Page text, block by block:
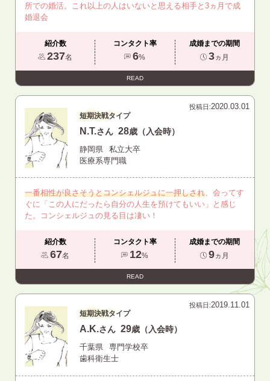
所での婚活。これ以上の人はいないと思える相手と3ヵ月で成
婚退会
紹介数
237名
コンタクト率
6%
成婚までの期間
3ヵ月
READ
投稿日:2020.03.01
短期決戦タイプ
N.T.さん 28歳（入会時）
静岡県
私立大卒
医療系専門職
一番相性が良さそうとコンシェルジュに一押しされ、会ってす
ぐに「この人にだったら自分の人生を預けてもいい」と感じ
た。コンシェルジュの見る目は凄い！
紹介数
67名
コンタクト率
12%
成婚までの期間
9ヵ月
READ
投稿日:2019.11.01
短期決戦タイプ
A.K.さん 29歳（入会時）
千葉県
専門学校卒
歯科衛生士